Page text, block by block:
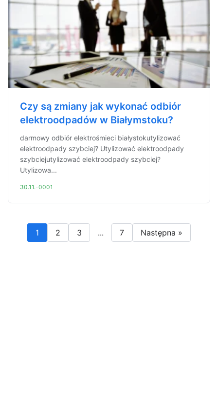
Czy są zmiany jak wykonać odbiór
elektroodpadów w Białymstoku?
darmowy odbiór elektrośmieci białystokutylizować
elektroodpady szybciej? Utylizować elektroodpady
szybciejutylizować elektroodpady szybciej?
Utylizowa...
30.11.-0001
1 2 3 ... 7 Następna »